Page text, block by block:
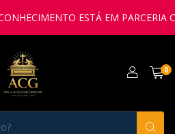
ESTÁ EM PARCERIA
0